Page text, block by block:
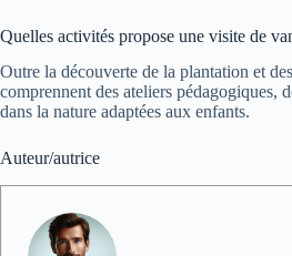
Quelles activités propose une visite de
Outre la découverte de la plantation et
comprennent des ateliers pédagogiques,
dans la nature adaptées aux enfants.
Auteur/autrice